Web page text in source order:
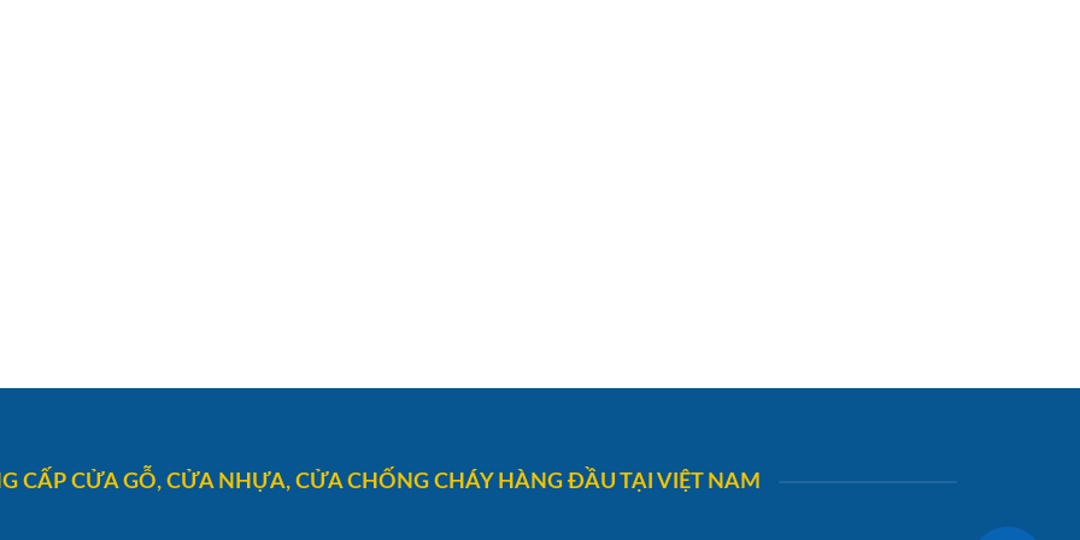
CẤP CỬA GỖ, CỬA NHỰA, CỬA CHỐNG CHÁY HÀNG ĐẦU TẠI VIỆT NAM